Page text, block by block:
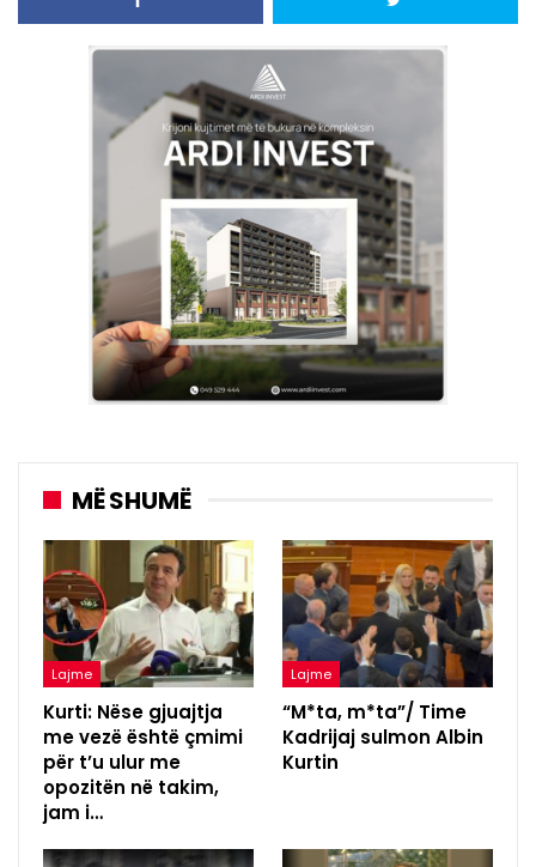
MË SHUMË
Lajme
Kurti: Nëse gjuajtja
me vezë është çmimi
për t’u ulur me
opozitën në takim,
jam i…
Lajme
“M*ta, m*ta”/ Time
Kadrijaj sulmon Albin
Kurtin